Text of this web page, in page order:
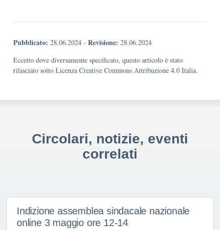
Pubblicato: 28.06.2024 - Revisione: 28.06.2024
Eccetto dove diversamente specificato, questo articolo è stato
rilasciato sotto Licenza Creative Commons Attribuzione 4.0 Italia.
Circolari, notizie, eventi
correlati
Indizione assemblea sindacale nazionale
online 3 maggio ore 12-14